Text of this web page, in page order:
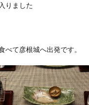
りました
べて彦根城へ出発です。